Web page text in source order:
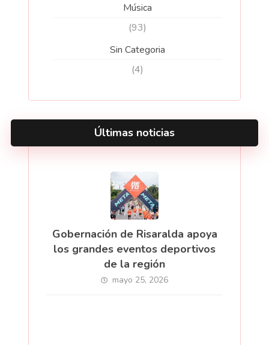
Música
(93)
Sin Categoria
(4)
Últimas noticias
Gobernación de Risaralda apoya
los grandes eventos deportivos
de la región
mayo 25, 2026